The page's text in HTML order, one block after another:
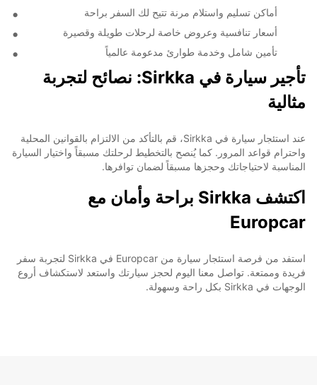
أماكن تسليم واستلام مرنة تتيح لك السفر براحة
أسعار تنافسية وعروض خاصة لرحلات طويلة وقصيرة
تأمين شامل وخدمة طوارئ مدعومة عالمياً
تأجير سيارة في Sirkka: نصائح لتجربة
مثالية
عند استئجار سيارة في Sirkka، قم بالتأكد من الالتزام بالقوانين المحلية
واحترام قواعد المرور. كما يُنصح بالتخطيط لرحلتك مسبقاً واختيار السيارة
المناسبة لاحتياجاتك وحجزها مسبقاً لضمان توافرها.
اكتشف Sirkka براحة وأمان مع
Europcar
استفد من فرصة استئجار سيارة من Europcar في Sirkka لتجربة سفر
فريدة وممتعة. تواصل معنا اليوم لحجز سيارتك واستعد لاستكشاف أروع
الوجهات في Sirkka بكل راحة وسهولة.